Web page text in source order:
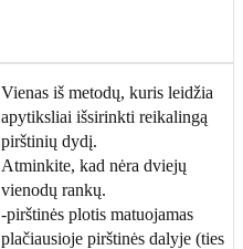
Vienas iš metodų, kuris leidžia
apytiksliai išsirinkti reikalingą
pirštinių dydį.
Atminkite, kad nėra dviejų
vienodų rankų.
-pirštinės plotis matuojamas
plačiausioje pirštinės dalyje (ties